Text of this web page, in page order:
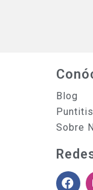
Blog
Sobre